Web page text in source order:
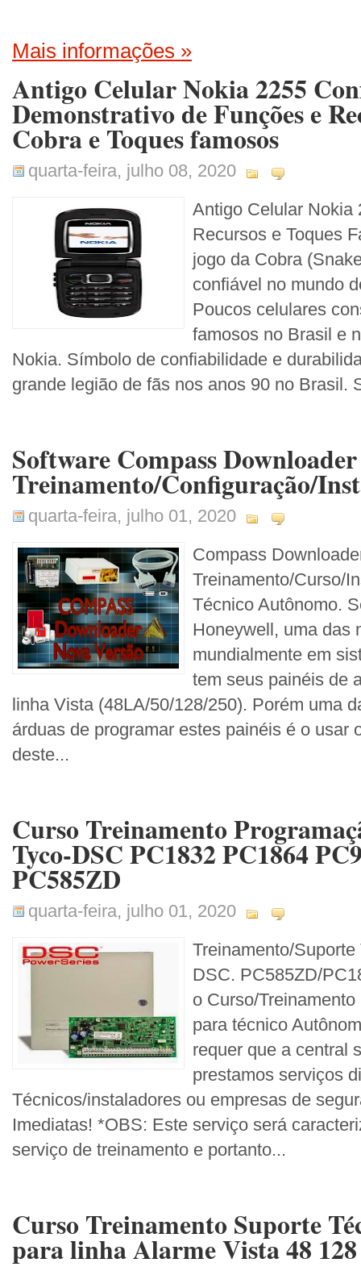
Mais informações »
Antigo Celular Nokia 2255
Demonstrativo de Funções e
Cobra e Toques famosos
quarta-feira, julho 08, 2020
Antigo Celular Nokia
Recursos e Toques
jogo da Cobra
confiável no mundo
Poucos celulares
famosos no Brasil e
Nokia. Símbolo de confiabilidade e
grande legião de fãs nos anos 90 no Brasil.
Software Compass
Treinamento/Configuração/
quarta-feira, julho 01, 2020
Compass
Treinamento/Curso/
Técnico Autônomo.
Honeywell, uma das
mundialmente em
tem seus painéis de
linha Vista (48LA/50/128/250). Porém uma
árduas de programar estes painéis é o usar
deste...
Curso Treinamento
Tyco-DSC PC1832 PC1864
PC585ZD
quarta-feira, julho 01, 2020
Treinamento/
DSC. PC585ZD/
o Curso/
para técnico
requer que a central
prestamos serviços
Técnicos/instaladores ou empresas de
Imediatas! *OBS: Este serviço será
serviço de treinamento e portanto...
Curso Treinamento Suporte
para linha Alarme Vista 48